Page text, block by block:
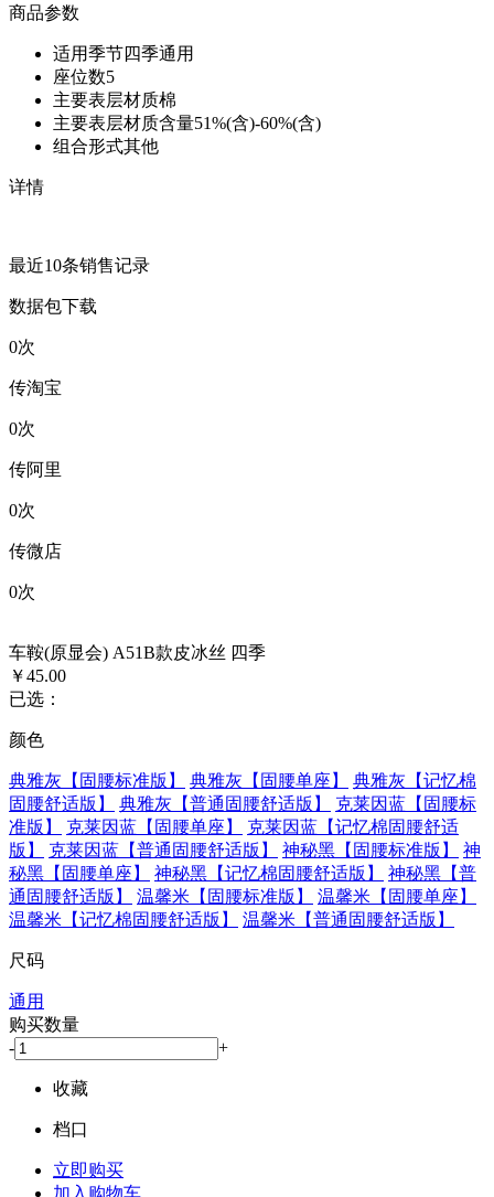
商品参数
适用季节四季通用
座位数5
主要表层材质棉
主要表层材质含量51%(含)-60%(含)
组合形式其他
详情
最近10条销售记录
数据包下载
0次
传淘宝
0次
传阿里
0次
传微店
0次
车鞍(原显会) A51B款皮冰丝 四季
￥45.00
已选：
颜色
典雅灰【固腰标准版】 典雅灰【固腰单座】
典雅灰【记忆棉
固腰舒适版】
典雅灰【普通固腰舒适版】
克莱因蓝【固腰标
准版】
克莱因蓝【固腰单座】
克莱因蓝【记忆棉固腰舒适
版】
克莱因蓝【普通固腰舒适版】 神秘黑【固腰标准版】
神
秘黑【固腰单座】
神秘黑【记忆棉固腰舒适版】
神秘黑【普
通固腰舒适版】
温馨米【固腰标准版】
温馨米【固腰单座】
温馨米【记忆棉固腰舒适版】
温馨米【普通固腰舒适版】
尺码
通用
购买数量
-
+
收藏
档口
立即购买